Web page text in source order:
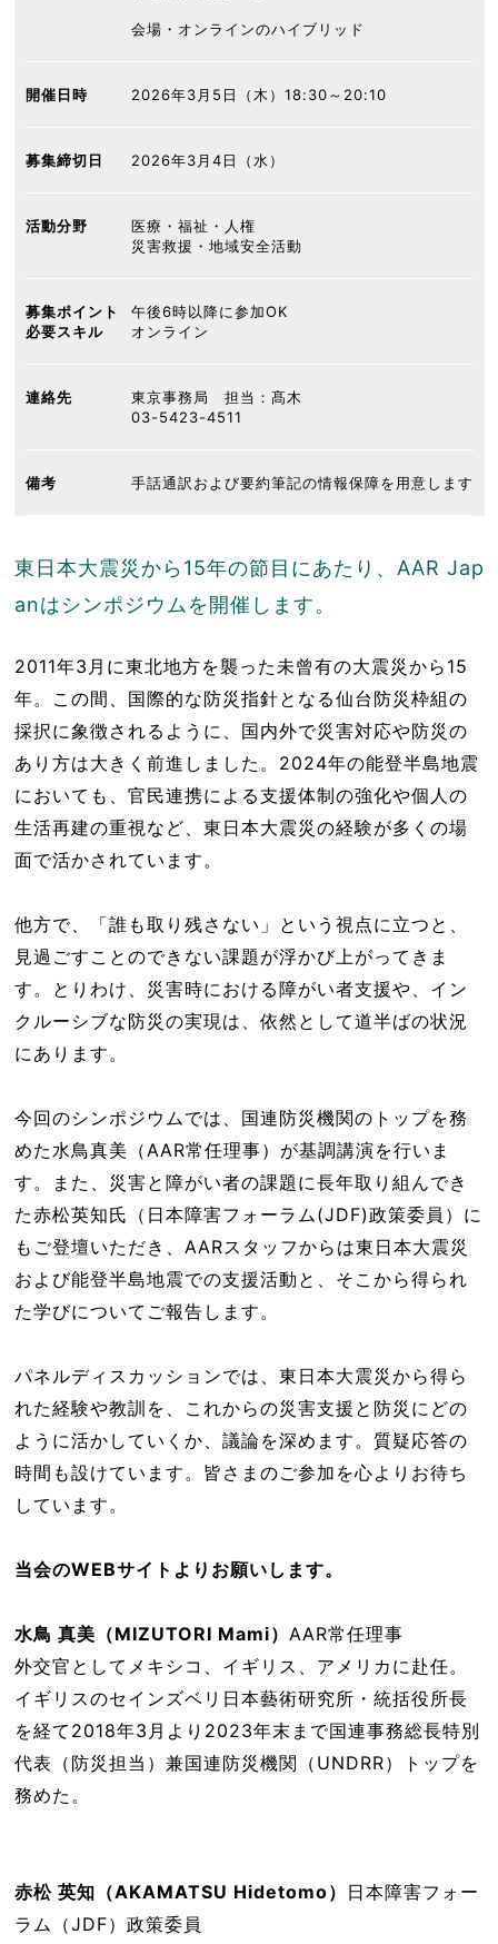
会場・オンラインのハイブリッド
開催日時 2026年3月5日（木）18:30～20:10
募集締切日 2026年3月4日（水）
活動分野
医療・福祉・人権
災害救援・地域安全活動
募集ポイント
必要スキル
午後6時以降に参加OK
オンライン
連絡先
東京事務局 担当：髙木
03-5423-4511
備考 手話通訳および要約筆記の情報保障を用意します
東日本大震災から15年の節目にあたり、AAR Jap
anはシンポジウムを開催します。
2011年3月に東北地方を襲った未曾有の大震災から15
年。この間、国際的な防災指針となる仙台防災枠組の
採択に象徴されるように、国内外で災害対応や防災の
あり方は大きく前進しました。2024年の能登半島地震
においても、官民連携による支援体制の強化や個人の
生活再建の重視など、東日本大震災の経験が多くの場
面で活かされています。
他方で、「誰も取り残さない」という視点に立つと、
見過ごすことのできない課題が浮かび上がってきま
す。とりわけ、災害時における障がい者支援や、イン
クルーシブな防災の実現は、依然として道半ばの状況
にあります。
今回のシンポジウムでは、国連防災機関のトップを務
めた水鳥真美（AAR常任理事）が基調講演を行いま
す。また、災害と障がい者の課題に長年取り組んでき
た赤松英知氏（日本障害フォーラム(JDF)政策委員）に
もご登壇いただき、AARスタッフからは東日本大震災
および能登半島地震での支援活動と、そこから得られ
た学びについてご報告します。
パネルディスカッションでは、東日本大震災から得ら
れた経験や教訓を、これからの災害支援と防災にどの
ように活かしていくか、議論を深めます。質疑応答の
時間も設けています。皆さまのご参加を心よりお待ち
しています。
当会のWEBサイトよりお願いします。
水鳥 真美（MIZUTORI Mami） AAR常任理事
外交官としてメキシコ、イギリス、アメリカに赴任。
イギリスのセインズベリ日本藝術研究所・統括役所長
を経て2018年3月より2023年末まで国連事務総長特別
代表（防災担当）兼国連防災機関（UNDRR）トップを
務めた。
赤松 英知（AKAMATSU Hidetomo） 日本障害フォー
ラム（JDF）政策委員